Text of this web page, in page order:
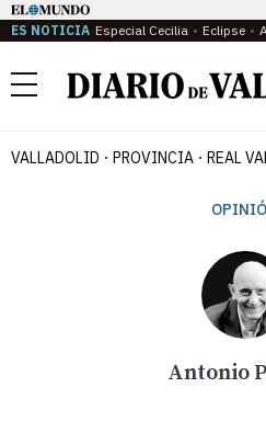
ES NOTICIA Especial Cecilia Eclipse
Menú
VALLADOLID PROVINCIA REAL
Antonio